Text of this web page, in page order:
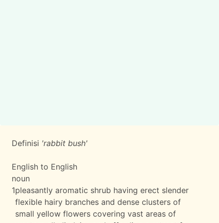
Definisi 'rabbit bush'
English to English
noun
1pleasantly aromatic shrub having erect slender
flexible hairy branches and dense clusters of
small yellow flowers covering vast areas of